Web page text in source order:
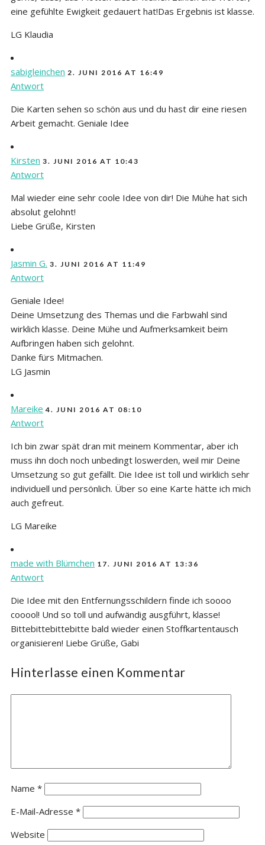
eine gefühlte Ewigkeit gedauert hat!Das Ergebnis ist klasse.
LG Klaudia
sabigleinchen 2. JUNI 2016 AT 16:49
Antwort
Die Karten sehen so schön aus und du hast dir eine riesen
Arbeit gemacht. Geniale Idee
Kirsten 3. JUNI 2016 AT 10:43
Antwort
Mal wieder eine sehr coole Idee von dir! Die Mühe hat sich
absolut gelohnt!
Liebe Grüße, Kirsten
Jasmin G. 3. JUNI 2016 AT 11:49
Antwort
Geniale Idee!
Deine Umsetzung des Themas und die Farbwahl sind
wirklich klasse. Deine Mühe und Aufmerksamkeit beim
Aufbringen haben sich gelohnt.
Danke fürs Mitmachen.
LG Jasmin
Mareike 4. JUNI 2016 AT 08:10
Antwort
Ich bin zwar spät dran mit meinem Kommentar, aber ich
muss ihn doch noch unbedingt loswerden, weil mir Deine
Umsetzung so gut gefällt. Die Idee ist toll und wirklich sehr
individuell und persönlich. Über so eine Karte hätte ich mich
auch gefreut.
LG Mareike
made with Blümchen 17. JUNI 2016 AT 13:36
Antwort
Die Idee mit den Entfernungsschildern finde ich soooo
cooool! Und so toll und aufwändig ausgführt, klasse!
Bittebittebittebitte bald wieder einen Stoffkartentausch
organisieren! Liebe Grüße, Gabi
Hinterlasse einen Kommentar
Name *
E-Mail-Adresse *
Website